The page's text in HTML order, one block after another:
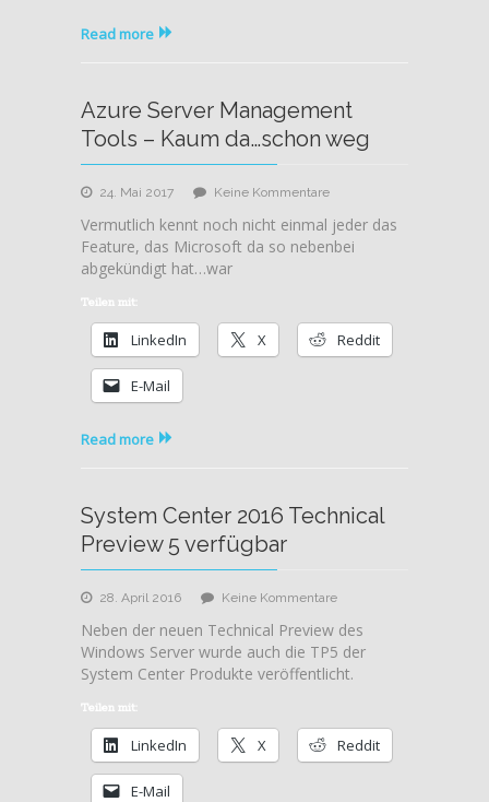
Read more
Azure Server Management
Tools – Kaum da…schon weg
24. Mai 2017 Keine Kommentarezu
Server
Management
Kaum
da…
Vermutlich kennt noch nicht einmal jeder das
Feature, das Microsoft da so nebenbei
abgekündigt hat…war
Teilen mit:
LinkedIn X Reddit
E-Mail
Read more
System Center 2016 Technical
Preview 5 verfügbar
28. April 2016 Keine Kommentarezu
Center
2016
Technical
5
verfügbar
Neben der neuen Technical Preview des
Windows Server wurde auch die TP5 der
System Center Produkte veröffentlicht.
Teilen mit:
LinkedIn X Reddit
E-Mail